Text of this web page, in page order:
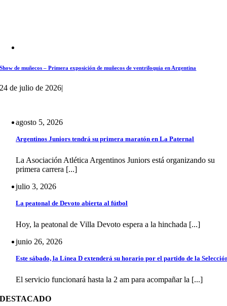
Show de muñecos – Primera exposición de muñecos de ventriloquia en Argentina
24 de julio de 2026|
agosto 5, 2026
Argentinos Juniors tendrá su primera maratón en La Paternal
La Asociación Atlética Argentinos Juniors está organizando su
primera carrera [...]
julio 3, 2026
La peatonal de Devoto abierta al fútbol
Hoy, la peatonal de Villa Devoto espera a la hinchada [...]
junio 26, 2026
Este sábado, la Línea D extenderá su horario por el partido de la
El servicio funcionará hasta la 2 am para acompañar la [...]
DESTACADO